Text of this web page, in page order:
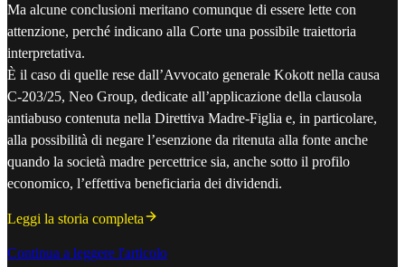
Ma alcune conclusioni meritano comunque di essere lette con
attenzione, perché indicano alla Corte una possibile traiettoria
interpretativa.
È il caso di quelle rese dall’Avvocato generale Kokott nella causa
C‑203/25, Neo Group, dedicate all’applicazione della clausola
antiabuso contenuta nella Direttiva Madre-Figlia e, in particolare,
alla possibilità di negare l’esenzione da ritenuta alla fonte anche
quando la società madre percettrice sia, anche sotto il profilo
economico, l’effettiva beneficiaria dei dividendi.
Leggi la storia completa
Continua a leggere l'articolo